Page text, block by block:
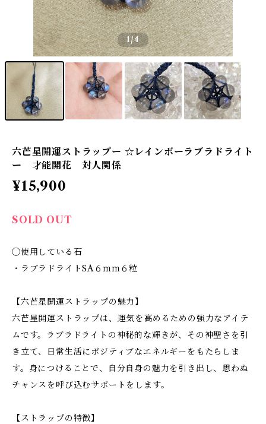
1/4
六芒星開運ストラップー ☆レインボーラブラドライト
ー 才能開花 対人関係
¥15,900
SOLD OUT
◯使用している石
・ラブラドライトSA６ｍｍ６粒
【六芒星開運ストラップの魅力】
六芒星開運ストラップは、運気を高めるための強力なアイテ
ムです。ラブラドライトの神秘的な輝きが、その神聖さを引
き立て、日常生活にポジティブなエネルギーをもたらしま
す。身につけることで、自分自身の魅力を引き出し、思わぬ
チャンスを呼び込むサポートをします。
【ストラップの特徴】